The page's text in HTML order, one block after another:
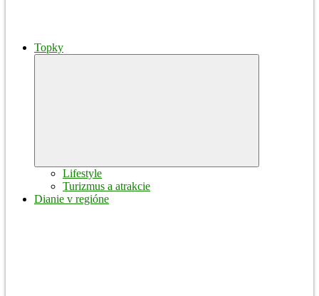
Topky
Lifestyle
Turizmus a atrakcie
Dianie v regióne